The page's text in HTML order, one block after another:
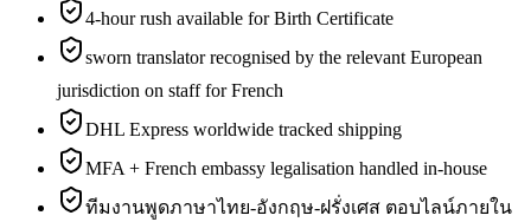
4-hour rush available for Birth Certificate
sworn translator recognised by the relevant European
jurisdiction on staff for French
DHL Express worldwide tracked shipping
MFA + French embassy legalisation handled in-house
ทีมงานพูดภาษาไทย-อังกฤษ-ฝรั่งเศส ตอบไลน์ภายใน